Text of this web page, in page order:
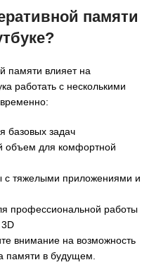
памяти
памяти влияет на
работать с несколькими
базовых задач
объем для комфортной
с тяжелыми приложениями и
профессиональной работы
внимание на возможность
памяти в будущем.